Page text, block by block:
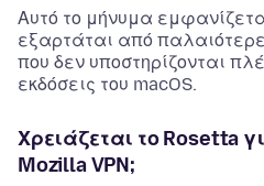
Αυτό το μήνυμα
εξαρτάται από
που δεν υποστηρίζονται
εκδόσεις του macOS.
Χρειάζεται το Rosetta
Mozilla VPN;